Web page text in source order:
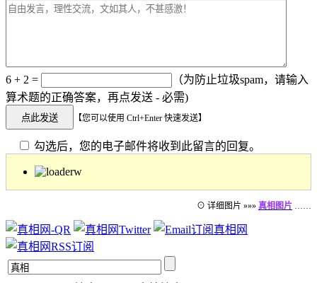
6 + 2 =
（为防止垃圾spam，请输入
算术题的正确答案，再点发送 - 必需)
【您可以使用 Ctrl+Enter 快速发送】
勾选后，您的电子邮件将收到此留言的回复。
⊙ 详细图片 »»» 真相图片 ……